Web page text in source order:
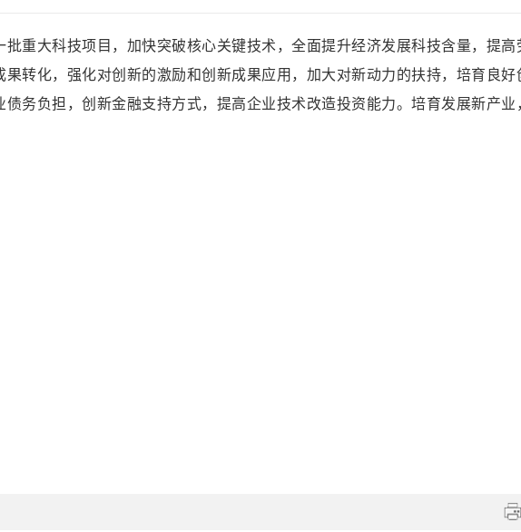
重大科技项目，加快突破核心关键技术，全面提升经济发展科技含量，提高
转化，强化对创新的激励和创新成果应用，加大对新动力的扶持，培育良好
务负担，创新金融支持方式，提高企业技术改造投资能力。培育发展新产业